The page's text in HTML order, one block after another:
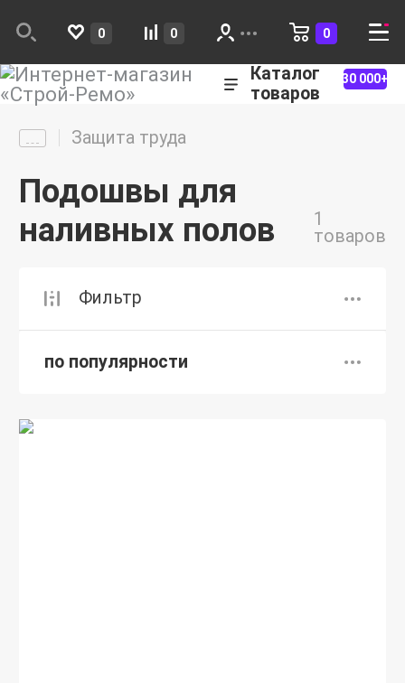
0 0 0
Каталог
товаров
30 000+
Защита труда
Подошвы для
наливных полов
1
товаров
Фильтр
по популярности